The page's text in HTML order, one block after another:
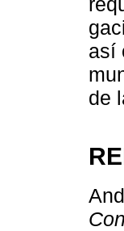
así
de